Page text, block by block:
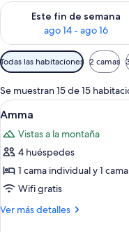
Este fin de semana
ago 14 - ago 16
Consulta la
Filtros
disponibles
para
las
habitaciones
Todas las habitaciones 2 camas
Se muestran 15 de 15
Abrir
todas
las
fotos
de
Amma
17
Amma
Vistas a la montaña
4 huéspedes
1 cama individual y 1
Wifi gratis
Ver más detalles
Más